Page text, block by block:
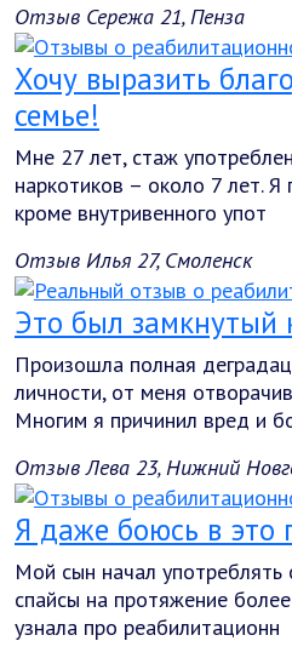
Отзыв Сережа 21, Пенза
Хочу выразить
семье!
Мне 27 лет, стаж
наркотиков – около 7 лет. Я
кроме внутривенного упот
Отзыв Илья 27, Смоленск
Это был замкнутый
Произошла полная
личности, от меня
Многим я причинил вред и
Отзыв Лева 23, Нижний
Я даже боюсь в это
Мой сын начал употреблять
спайсы на протяжение
узнала про реабилитационн